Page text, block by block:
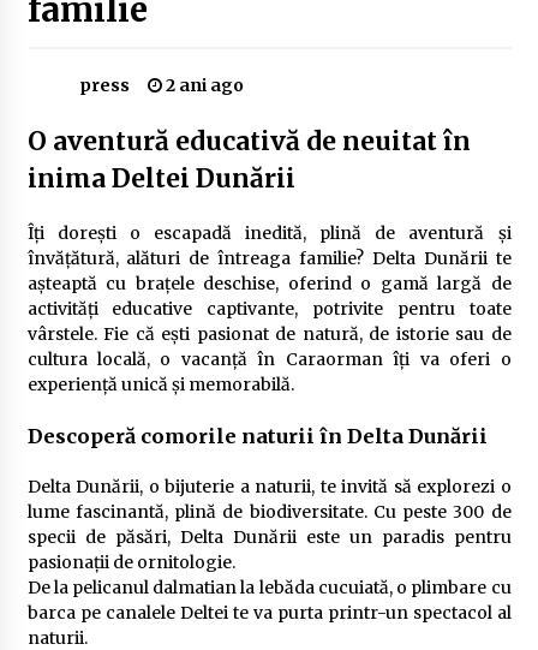
în România (2024)
2 ani ago
crap: Ghid complet pentru pescari
2 ani ago
Uloga lokalne ekonomije u razvoju zajednice
2 ani ago
Hidrologice prin DanubeAlert.com
familie
press 2 ani ago
O aventură educativă de neuitat în
inima Deltei Dunării
Îți dorești o escapadă inedită, plină de aventură și
învățătură, alături de întreaga familie? Delta Dunării te
așteaptă cu brațele deschise, oferind o gamă largă de
activități educative captivante, potrivite pentru toate
vârstele. Fie că ești pasionat de natură, de istorie sau de
cultura locală, o vacanță în Caraorman îți va oferi o
experiență unică și memorabilă.
Descoperă comorile naturii în Delta Dunării
Delta Dunării, o bijuterie a naturii, te invită să explorezi o
lume fascinantă, plină de biodiversitate. Cu peste 300 de
specii de păsări, Delta Dunării este un paradis pentru
pasionații de ornitologie.
De la pelicanul dalmatian la lebăda cucuiată, o plimbare cu
barca pe canalele Deltei te va purta printr-un spectacol al
naturii.